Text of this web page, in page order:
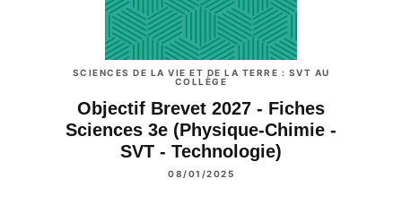
SCIENCES DE LA VIE ET DE LA TERRE : SVT AU
COLLÈGE
Objectif Brevet 2027 - Fiches
Sciences 3e (Physique-Chimie -
SVT - Technologie)
08/01/2025